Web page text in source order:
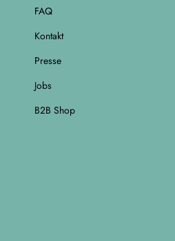
FAQ
Kontakt
Presse
Jobs
B2B Shop